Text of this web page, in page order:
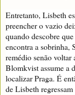
Entretanto, Lisbeth
preencher o vazio
quando descobre
encontra a sobrinha,
remédio senão
Blomkvist assume a
localizar Praga. É
de Lisbeth